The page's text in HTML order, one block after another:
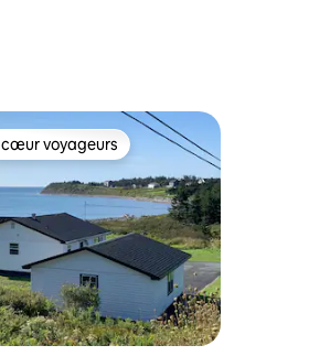
de 283 commentaires : 4,89 sur 5
voyageurs les plus appréciés
voyageurs